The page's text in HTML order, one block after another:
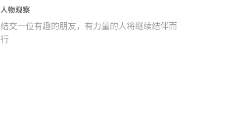
人物观察
结交一位有趣的朋友，有力量的人将继续结伴而
行